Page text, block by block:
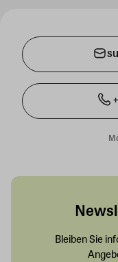
Bleiben Sie